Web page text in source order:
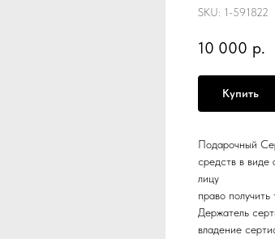
SKU: 1-591822
10 000 р.
Купить
Подарочный
средств в виде
лицу
право
Держатель
владение